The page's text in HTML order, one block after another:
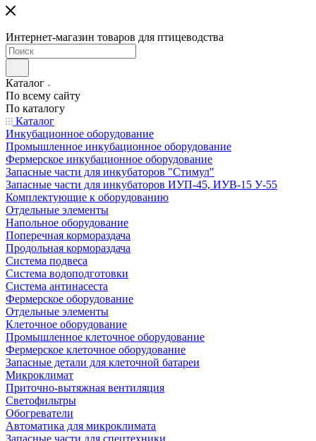
Интернет-магазин товаров для птицеводства
Каталог
По всему сайту
По каталогу
Каталог
Инкубационное оборудование
Промышленное инкубационное оборудование
Фермерское инкубационное оборудование
Запасные части для инкубаторов "Стимул"
Запасные части для инкубаторов ИУП-45, ИУВ-15 У-55
Комплектующие к оборудованию
Отдельные элементы
Напольное оборудование
Поперечная кормораздача
Продольная кормораздача
Система подвеса
Система водоподготовки
Система антинасеста
Фермерское оборудование
Отдельные элементы
Клеточное оборудование
Промышленное клеточное оборудование
Фермерское клеточное оборудование
Запасные детали для клеточной батареи
Микроклимат
Приточно-вытяжная вентиляция
Светофильтры
Обогреватели
Автоматика для микроклимата
Запасные части для спецтехники